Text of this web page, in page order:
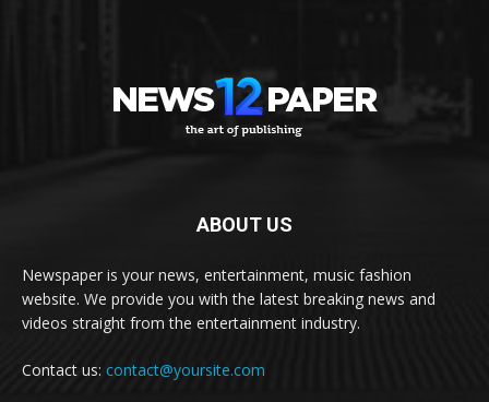
ABOUT US
Newspaper is your news, entertainment, music fashion
website. We provide you with the latest breaking news and
videos straight from the entertainment industry.
Contact us: contact@yoursite.com